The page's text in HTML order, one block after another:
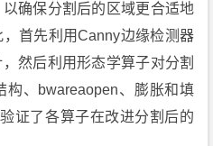
确保分割后的区域更合适地
首先利用Canny边缘检测器
然后利用形态学算子对分割
构、bwareaopen、膨胀和填
证了各算子在改进分割后的